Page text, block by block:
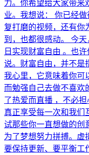
力。你希望给大家带来
业。我想说： 你已经
复打磨的视频，还有你
到，也都很感动。 今
日实现财富自由 。也
说。财富自由，并不是
我心里，它意味着你可
而勉强自己去做不喜欢
了热爱而直播 ，不必
真正享受每一次和我们
试那些你一直想做的创
为了梦想努力拼搏。虚
要保持更新、要平衡工